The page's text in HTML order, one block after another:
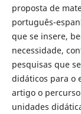
proposta de
português-
que se insere,
necessidade,
pesquisas que
didáticos para o
artigo o
unidades